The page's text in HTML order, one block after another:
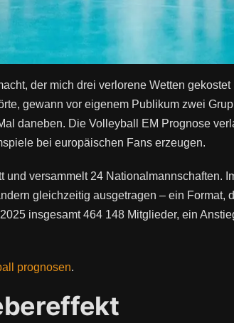
der mich drei verlorene Wetten
gewann vor eigenem Publikum zwei
daneben. Die Volleyball EM Prognose
bei europäischen Fans erzeugen.
versammelt 24 Nationalmannschaften.
gleichzeitig ausgetragen – ein
insgesamt 464 148 Mitglieder, ein
prognosen.